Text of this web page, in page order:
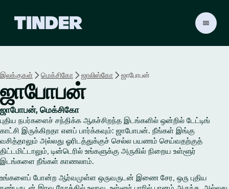
ம்
இலக்குகள் மெக்சிகோ ஜாலிஸ்கோ ஜாபோபன்
ஜாபோபன்
ஜாபோபன், மெக்சிகோ
புதிய நபர்களைச் சந்திக்க ஆகச்சிறந்த இடங்களில் ஒன்றில் டேட்டிங்
காட்சி இருக்கிறதா எனப் பார்க்கவும்: ஜாபோபன். நீங்கள் இங்கு
வசித்தாலும் அல்லது ஓரிடத்துக்குச் செல்ல பயணம் செய்வதற்குத்
திட்டமிட்டாலும், டின்டெரில் உங்களுக்கு அருகில் நிறைய உள்ளூர்
இடங்களை நீங்கள் காணலாம்.
உங்களைப் போன்ற ஆர்வமுள்ள ஒருவருடன் இணை சேர, ஒரு புதிய